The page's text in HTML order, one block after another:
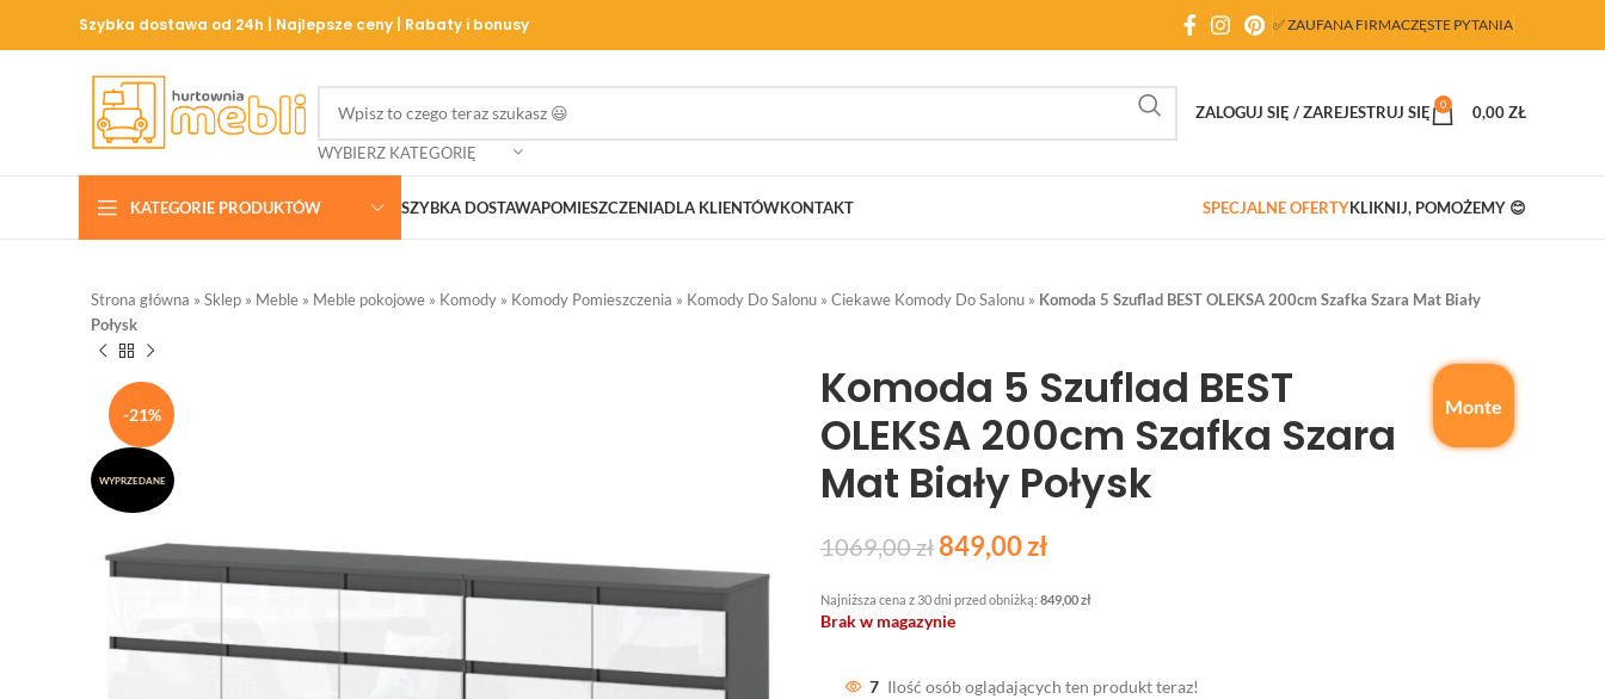
Szybka dostawa od 24h | Najlepsze ceny | Rabaty i bonusy ✅ ZAUFANA FIRMACZĘSTE PYTANIA
WYBIERZ KATEGORIĘ
ZALOGUJ SIĘ / ZAREJESTRUJ SIĘ 0 0,00ZŁ
KATEGORIE PRODUKTÓW SZYBKA DOSTAWAPOMIESZCZENIADLA KLIENTÓWKONTAKT SPECJALNE OFERTYKLIKNIJ, POMOŻEMY 😊
Strona główna » Sklep » Meble » Meble pokojowe » Komody » Komody Pomieszczenia » Komody Do Salonu » Ciekawe Komody Do Salonu » Komoda 5 Szuflad BEST OLEKSA 200cm Szafka Szara Mat Biały
Połysk
-21%
WYPRZEDANE
Monte
Komoda 5 Szuflad BEST
OLEKSA 200cm Szafka Szara
Mat Biały Połysk
1069,00zł 849,00zł
Najniższa cena z 30 dni przed obniżką: 849,00zł
Brak w magazynie
7 Ilość osób oglądających ten produkt teraz!